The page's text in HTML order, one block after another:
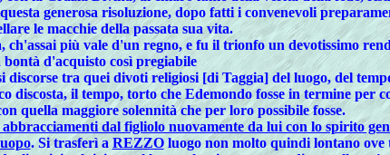
generosa risoluzione, dopo fatti i convenevoli
le macchie della passata sua vita.
più vale d'un regno, e fu il trionfo un devotissimo
d'acquisto così pregiabile
tra quei divoti religiosi [di Taggia] del luogo, del
discosta, il tempo, torto che Edemondo fosse in termine per
quella maggiore solennità che per loro possibile fosse.
dal figliolo nuovamente da lui con lo spirito
. Si trasferì aREZZOluogo non molto quindi lontano ove